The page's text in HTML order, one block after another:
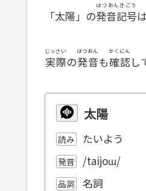
「太陽」の発音記号
はつおんきごう
実際
じっさい
の発音
はつおん
も確認
かくにん
し
太陽
読み たいよう
発音 /taijoɯ/
品詞 名詞